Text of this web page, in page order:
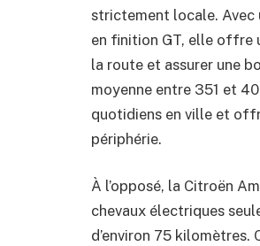
strictement locale. Avec
en finition GT, elle offre
la route et assurer une
moyenne entre 351 et
quotidiens en ville et
périphérie.
À l’opposé, la Citroën
chevaux électriques
d’environ 75